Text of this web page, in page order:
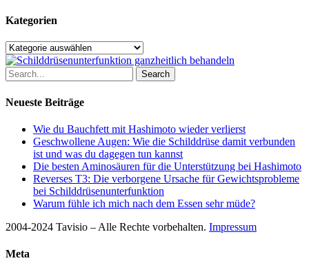
Kategorien
Kategorien
Search
Neueste Beiträge
Wie du Bauchfett mit Hashimoto wieder verlierst
Geschwollene Augen: Wie die Schilddrüse damit verbunden
ist und was du dagegen tun kannst
Die besten Aminosäuren für die Unterstützung bei Hashimoto
Reverses T3: Die verborgene Ursache für Gewichtsprobleme
bei Schilddrüsenunterfunktion
Warum fühle ich mich nach dem Essen sehr müde?
2004-2024 Tavisio – Alle Rechte vorbehalten. Impressum
Meta